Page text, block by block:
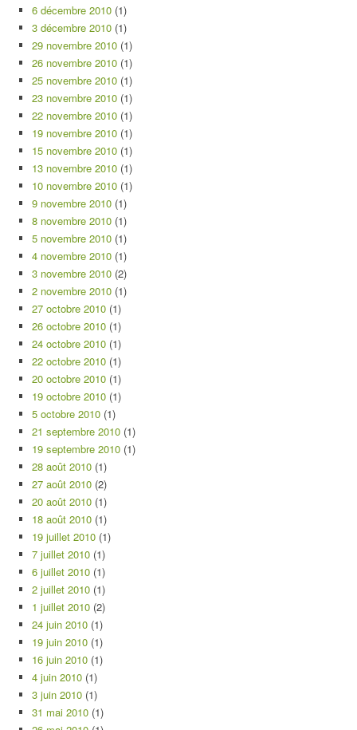
6 décembre 2010 (1)
3 décembre 2010 (1)
29 novembre 2010 (1)
26 novembre 2010 (1)
25 novembre 2010 (1)
23 novembre 2010 (1)
22 novembre 2010 (1)
19 novembre 2010 (1)
15 novembre 2010 (1)
13 novembre 2010 (1)
10 novembre 2010 (1)
9 novembre 2010 (1)
8 novembre 2010 (1)
5 novembre 2010 (1)
4 novembre 2010 (1)
3 novembre 2010 (2)
2 novembre 2010 (1)
27 octobre 2010 (1)
26 octobre 2010 (1)
24 octobre 2010 (1)
22 octobre 2010 (1)
20 octobre 2010 (1)
19 octobre 2010 (1)
5 octobre 2010 (1)
21 septembre 2010 (1)
19 septembre 2010 (1)
28 août 2010 (1)
27 août 2010 (2)
20 août 2010 (1)
18 août 2010 (1)
19 juillet 2010 (1)
7 juillet 2010 (1)
6 juillet 2010 (1)
2 juillet 2010 (1)
1 juillet 2010 (2)
24 juin 2010 (1)
19 juin 2010 (1)
16 juin 2010 (1)
4 juin 2010 (1)
3 juin 2010 (1)
31 mai 2010 (1)